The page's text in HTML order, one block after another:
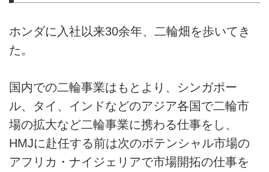
ホンダに入社以来30余年、二輪畑を歩いてき
た。
国内での二輪事業はもとより、シンガポー
ル、タイ、インドなどのアジア各国で二輪市
場の拡大など二輪事業に携わる仕事をし、
HMJに赴任する前は次のポテンシャル市場の
アフリカ・ナイジェリアで市場開拓の仕事を